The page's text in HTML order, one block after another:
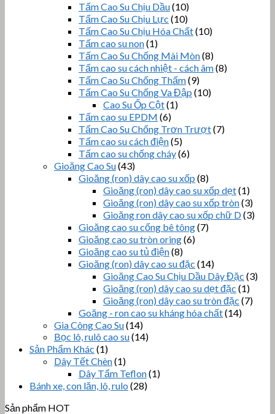
Tấm Cao Su Chịu Dầu(10)
Tấm Cao Su Chịu Lực (10)
Tấm Cao Su Chịu Hóa Chất(10)
Tấm cao su non(1)
Tấm Cao Su Chống Mài Mòn(8)
Tấm cao su cách nhiệt - cách âm(8)
Tấm Cao Su Chống Thấm(9)
Tấm Cao Su Chống Va Đập (10)
Cao Su Ốp Cột(1)
Tấm cao su EPDM (6)
Tấm Cao Su Chống Trơn Trượt(7)
Tấm cao su cách điện(5)
Tấm cao su chống cháy(6)
Gioăng Cao Su(43)
Gioăng (ron) dây cao su xốp (8)
Gioăng (ron) dây cao su xốp dẹt(1)
Gioăng (ron) dây cao su xốp tròn(3)
Gioăng ron dây cao su xốp chữ D(3)
Gioăng cao su cống bê tông(7)
Gioăng cao su tròn oring(6)
Gioăng cao su tủ điện(8)
Gioăng (ron) dây cao su đặc (14)
Gioăng Cao Su Chịu Dầu Dây Đặc (3)
Gioăng (ron) dây cao su dẹt đặc (1)
Gioăng (ron) dây cao su tròn đặc (7)
Goăng - ron cao su kháng hóa chất(14)
Gia Công Cao Su(14)
Bọc lô, rulô cao su(14)
Sản Phẩm Khác (1)
Dây Tết Chèn(1)
Dây Tẩm Teflon(1)
Bánh xe, con lăn, lô, rulo (28)
Sản phẩm HOT